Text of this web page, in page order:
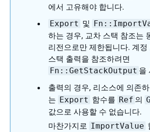
에서 고유해야 합니다.
Export 및
하는 경우, 교차 스택 참조는
리전으로만 제한됩니다. 계
스택 출력을 참조하려면
Fn::GetStackOutput 을
출력의 경우, 리소스에 의존
는 Export 함수를 Ref 의
값으로 사용할 수 없습니다.
마찬가지로 ImportValue